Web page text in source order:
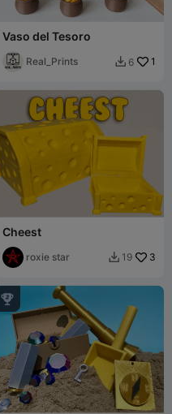
Vaso del Tesoro
Real_Prints  6 1
Cheest
roxie star  19 3
